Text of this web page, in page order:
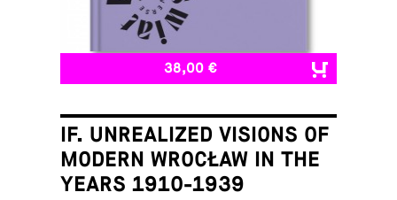
38,00 €
IF. UNREALIZED VISIONS OF
MODERN WROCŁAW IN THE
YEARS 1910-1939